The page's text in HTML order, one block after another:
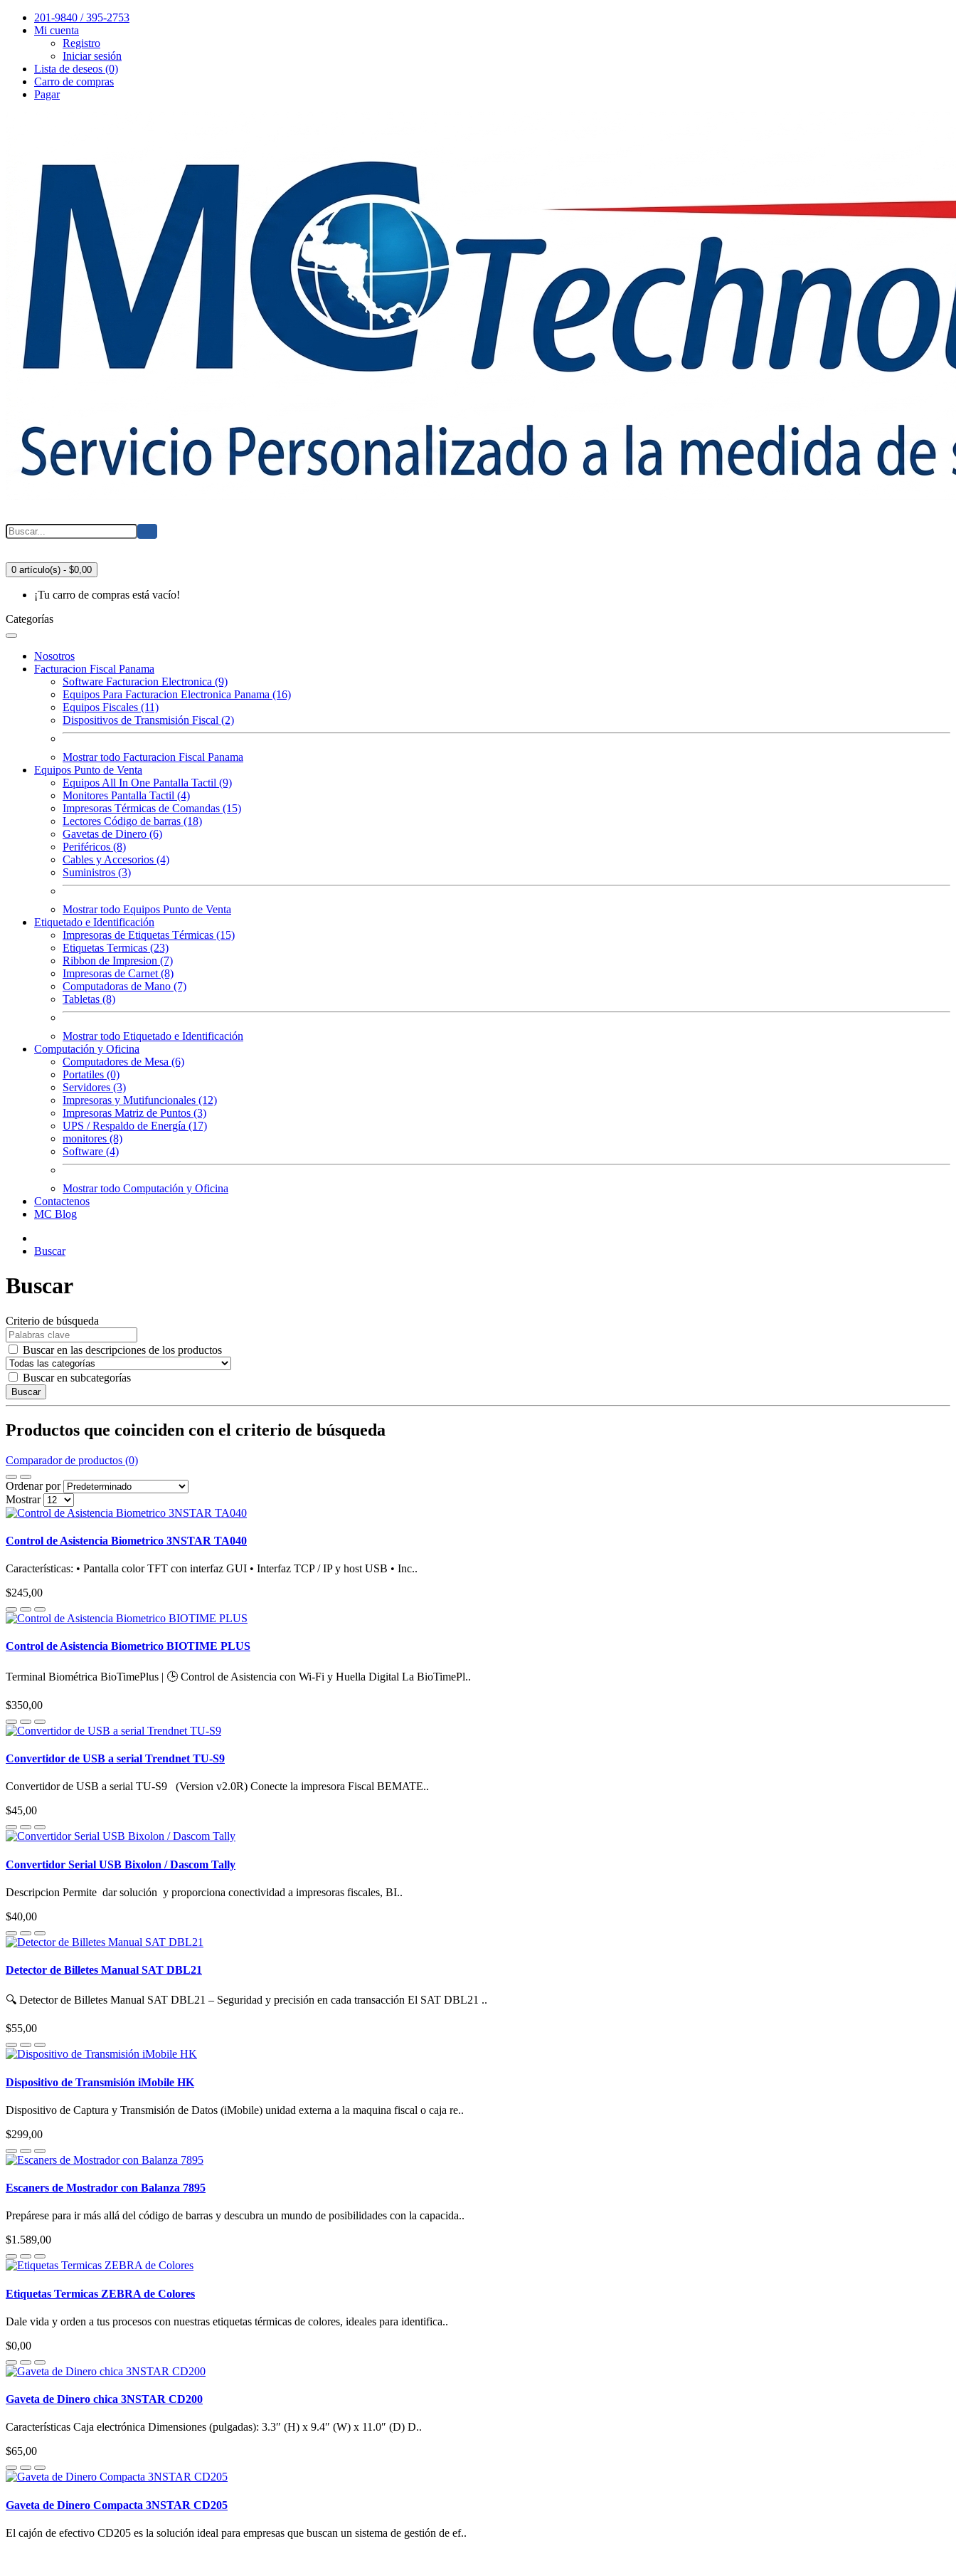
201-9840 / 395-2753
Mi cuenta
Registro
Iniciar sesión
Lista de deseos (0)
Carro de compras
Pagar
0 artículo(s) - $0,00
¡Tu carro de compras está vacío!
Categorías
Nosotros
Facturacion Fiscal Panama
Software Facturacion Electronica (9)
Equipos Para Facturacion Electronica Panama (16)
Equipos Fiscales (11)
Dispositivos de Transmisión Fiscal (2)
Mostrar todo Facturacion Fiscal Panama
Equipos Punto de Venta
Equipos All In One Pantalla Tactil (9)
Monitores Pantalla Tactil (4)
Impresoras Térmicas de Comandas (15)
Lectores Código de barras (18)
Gavetas de Dinero (6)
Periféricos (8)
Cables y Accesorios (4)
Suministros (3)
Mostrar todo Equipos Punto de Venta
Etiquetado e Identificación
Impresoras de Etiquetas Térmicas (15)
Etiquetas Termicas (23)
Ribbon de Impresion (7)
Impresoras de Carnet (8)
Computadoras de Mano (7)
Tabletas (8)
Mostrar todo Etiquetado e Identificación
Computación y Oficina
Computadores de Mesa (6)
Portatiles (0)
Servidores (3)
Impresoras y Mutifuncionales (12)
Impresoras Matriz de Puntos (3)
UPS / Respaldo de Energía (17)
monitores (8)
Software (4)
Mostrar todo Computación y Oficina
Contactenos
MC Blog
Buscar
Buscar
Criterio de búsqueda
Buscar en las descripciones de los productos
Buscar en subcategorías
Buscar
Productos que coinciden con el criterio de búsqueda
Comparador de productos (0)
Ordenar por
Mostrar
Control de Asistencia Biometrico 3NSTAR TA040
Características: • Pantalla color TFT con interfaz GUI • Interfaz TCP / IP y host USB • Inc..
$245,00
Control de Asistencia Biometrico BIOTIME PLUS
Terminal Biométrica BioTimePlus | 🕒 Control de Asistencia con Wi-Fi y Huella Digital La BioTimePl..
$350,00
Convertidor de USB a serial Trendnet TU-S9
Convertidor de USB a serial TU-S9 (Version v2.0R) Conecte la impresora Fiscal BEMATE..
$45,00
Convertidor Serial USB Bixolon / Dascom Tally
Descripcion Permite dar solución y proporciona conectividad a impresoras fiscales, BI..
$40,00
Detector de Billetes Manual SAT DBL21
🔍 Detector de Billetes Manual SAT DBL21 – Seguridad y precisión en cada transacción El SAT DBL21 ..
$55,00
Dispositivo de Transmisión iMobile HK
Dispositivo de Captura y Transmisión de Datos (iMobile) unidad externa a la maquina fiscal o caja re..
$299,00
Escaners de Mostrador con Balanza 7895
Prepárese para ir más allá del código de barras y descubra un mundo de posibilidades con la capacida..
$1.589,00
Etiquetas Termicas ZEBRA de Colores
Dale vida y orden a tus procesos con nuestras etiquetas térmicas de colores, ideales para identifica..
$0,00
Gaveta de Dinero chica 3NSTAR CD200
Características Caja electrónica Dimensiones (pulgadas): 3.3″ (H) x 9.4″ (W) x 11.0″ (D) D..
$65,00
Gaveta de Dinero Compacta 3NSTAR CD205
El cajón de efectivo CD205 es la solución ideal para empresas que buscan un sistema de gestión de ef..